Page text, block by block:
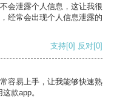
会泄露个人信息，这让我很
经常会出现个人信息泄露的
支持[0] 反对[0]
容易上手，让我能够快速熟
款app。